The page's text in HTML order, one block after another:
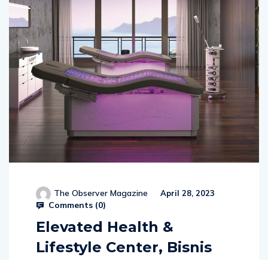
The Observer Magazine April 28, 2023
Comments (0)
Elevated Health &
Lifestyle Center, Bisnis